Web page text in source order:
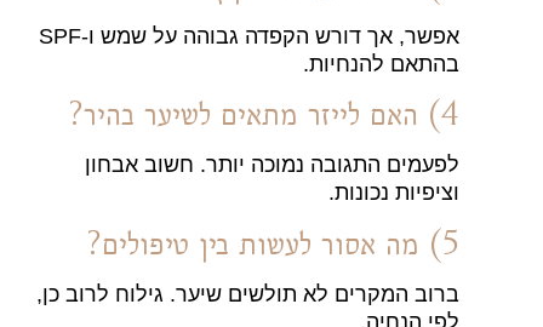
אפשר, אך דורש הקפדה גבוהה על שמש ו-SPF
בהתאם להנחיות.
4) האם לייזר מתאים לשיער בהיר?
לפעמים התגובה נמוכה יותר. חשוב אבחון
וציפיות נכונות.
5) מה אסור לעשות בין טיפולים?
ברוב המקרים לא תולשים שיער. גילוח לרוב כן,
לפי הנחיה.